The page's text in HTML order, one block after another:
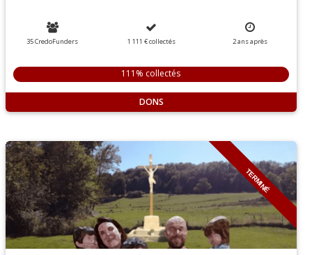
35 CredoFunders 1 111 €collectés 2ansaprès
111% collectés
DONS
TERMINÉ